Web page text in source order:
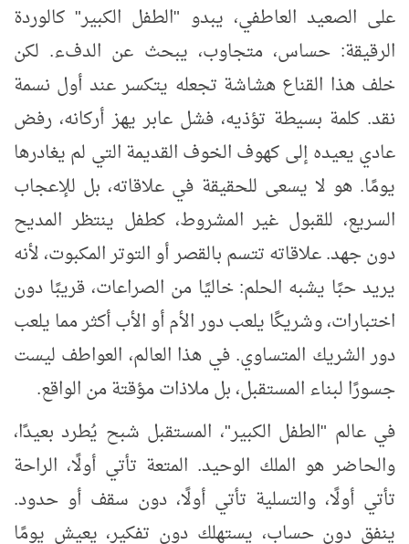
على الصعيد العاطفي، يبدو "الطفل الكبير" كالوردة
الرقيقة: حساس، متجاوب، يبحث عن الدفء. لكن
خلف هذا القناع هشاشة تجعله يتكسر عند أول نسمة
نقد. كلمة بسيطة تؤذيه، فشل عابر يهز أركانه، رفض
عادي يعيده إلى كهوف الخوف القديمةالتي لم يغادرها
يومًا. هو لا يسعى للحقيقة في علاقاته، بل للإعجاب
السريع، للقبول غير المشروط، كطفل ينتظر المديح
دون جهد. علاقاته تتسم بالقصر أو التوتر المكبوت، لأنه
يريد حبًا يشبه الحلم: خاليًا من الصراعات، قريبًا دون
اختبارات، وشريكًا يلعب دور الأم أو الأب أكثر مما يلعب
دور الشريك المتساوي. في هذا العالم، العواطف ليست
جسورًا لبناء المستقبل، بل ملاذات مؤقتة من الواقع.
في عالم "الطفل الكبير"، المستقبل شبح يُطرد بعيدًا،
والحاضر هو الملك الوحيد. المتعة تأتي أولًا، الراحة
تأتي أولًا، والتسلية تأتي أولًا، دون سقف أو حدود.
ينفق دون حساب، يستهلك دون تفكير، يعيش يومًا